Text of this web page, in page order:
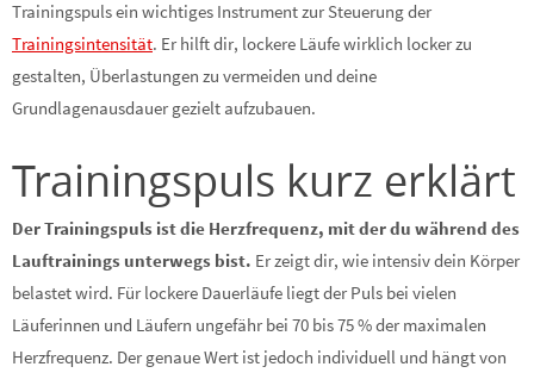
Trainingspuls ein wichtiges Instrument zur Steuerung der
Trainingsintensität. Er hilft dir, lockere Läufe wirklich locker zu
gestalten, Überlastungen zu vermeiden und deine
Grundlagenausdauer gezielt aufzubauen.
Trainingspuls kurz erklärt
Der Trainingspuls ist die Herzfrequenz, mit der du während des
Lauftrainings unterwegs bist. Er zeigt dir, wie intensiv dein Körper
belastet wird. Für lockere Dauerläufe liegt der Puls bei vielen
Läuferinnen und Läufern ungefähr bei 70 bis 75 % der maximalen
Herzfrequenz. Der genaue Wert ist jedoch individuell und hängt von